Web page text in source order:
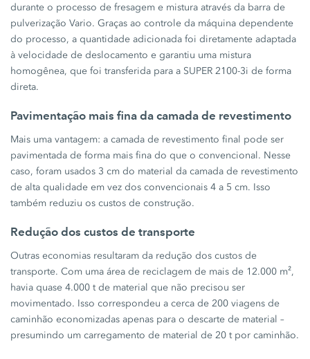
durante o processo de fresagem e mistura através da barra de
pulverização Vario. Graças ao controle da máquina dependente
do processo, a quantidade adicionada foi diretamente adaptada
à velocidade de deslocamento e garantiu uma mistura
homogênea, que foi transferida para a SUPER 2100-3i de forma
direta.
Pavimentação mais fina da camada de revestimento
Mais uma vantagem: a camada de revestimento final pode ser
pavimentada de forma mais fina do que o convencional. Nesse
caso, foram usados 3 cm do material da camada de revestimento
de alta qualidade em vez dos convencionais4 a 5 cm. Isso
também reduziu os custos de construção.
Redução dos custos de transporte
Outras economias resultaram da redução dos custos de
transporte. Com uma área de reciclagem de mais de 12.000 m²,
havia quase4.000 tde material que não precisou ser
movimentado. Isso correspondeu a cerca de200 viagens de
caminhão economizadas apenas para o descarte de material –
presumindo um carregamento de material de20 tpor caminhão.